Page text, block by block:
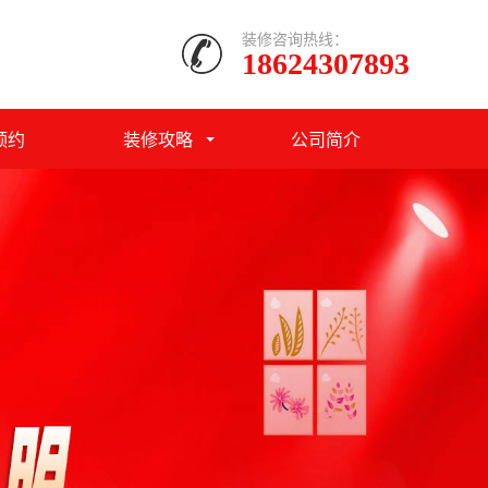
装修咨询热线：
18624307893
约 装修攻略 公司简介